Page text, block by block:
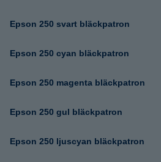
Epson 250 svart bläckpatron
Epson 250 cyan bläckpatron
Epson 250 magenta bläckpatron
Epson 250 gul bläckpatron
Epson 250 ljuscyan bläckpatron